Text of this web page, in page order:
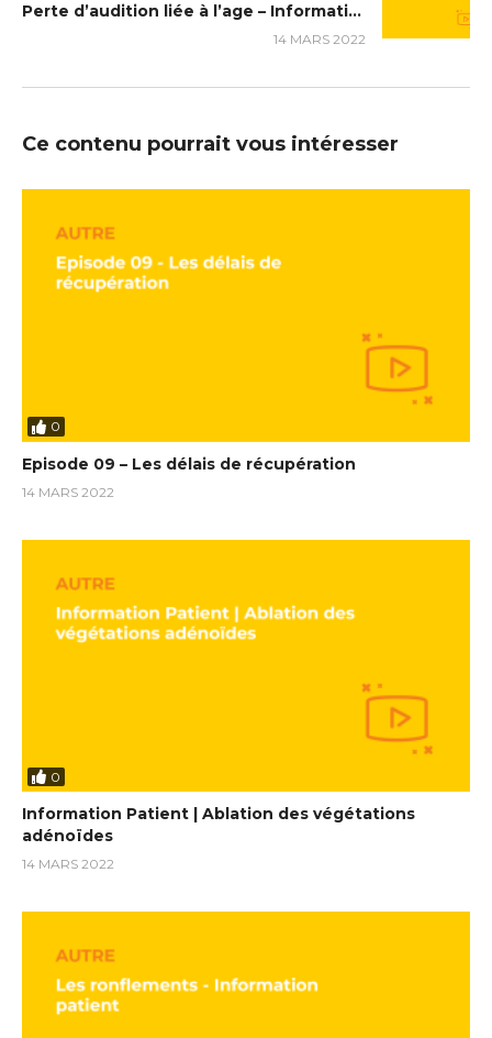
Perte d’audition liée à l’age – Information patient
14 MARS 2022
Ce contenu pourrait vous intéresser
0
Episode 09 – Les délais de récupération
14 MARS 2022
0
Information Patient | Ablation des végétations
adénoïdes
14 MARS 2022